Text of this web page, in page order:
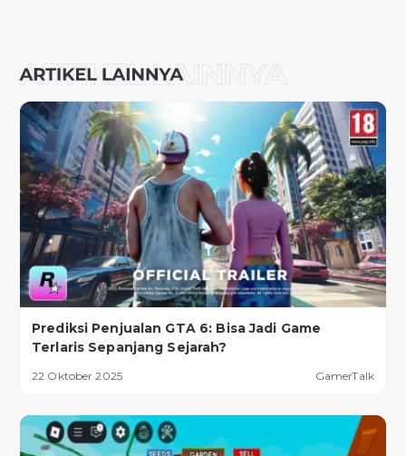
Prediksi Penjualan GTA 6: Bisa Jadi Game
Terlaris Sepanjang Sejarah?
22 Oktober 2025 GamerTalk